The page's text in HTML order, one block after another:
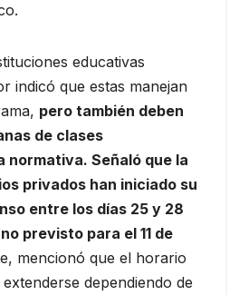
educativas
indicó que estas manejan
pero también deben
de clases
normativa. Señaló que la
privados han iniciado su
entre los días 25 y 28
previsto para el 11 de
mencionó que el horario
dependiendo de